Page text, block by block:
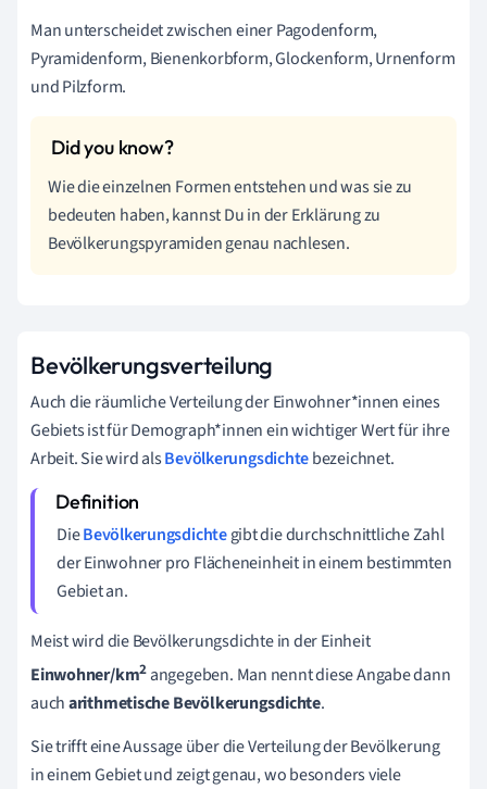
Man unterscheidet zwischen einer Pagodenform,
Pyramidenform, Bienenkorbform, Glockenform, Urnenform
und Pilzform.
Wie die einzelnen Formen entstehen und was sie zu
bedeuten haben, kannst Du in der Erklärung zu
Bevölkerungspyramiden genau nachlesen.
Bevölkerungsverteilung
Auch die räumliche Verteilung der Einwohner*innen eines
Gebiets ist für Demograph*innen ein wichtiger Wert für ihre
Arbeit. Sie wird alsBevölkerungsdichtebezeichnet.
DieBevölkerungsdichtegibt die durchschnittliche Zahl
der Einwohner pro Flächeneinheit in einem bestimmten
Gebiet an.
Meist wird die Bevölkerungsdichte in der Einheit
Einwohner/km2 angegeben. Man nennt diese Angabe dann
aucharithmetische Bevölkerungsdichte.
Sie trifft eine Aussage über die Verteilung der Bevölkerung
in einem Gebiet und zeigt genau, wo besonders viele